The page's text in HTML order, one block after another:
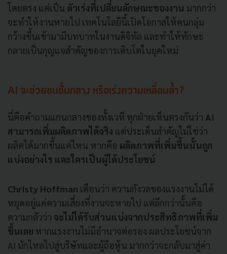
โดยตรง แต่เป็น ตัวเร่งที่เปลี่ยนลักษณะของงาน มากกว่า
จะทำให้งานหายไป เทคโนโลยีนี้เปิดโอกาสให้คนกลุ่ม
กว้างขึ้นเข้ามามีบทบาทในงานดิจิทัล และทำให้ทักษะ
กลายเป็นกุญแจสำคัญของการเติบโตในยุคใหม่
AI จะช่วยชนชั้นกลาง หรือเร่งความเหลื่อมล้ำ?
นี่คือคำถามแกนกลางของทั้งเวที ทุกฝ่ายเห็นตรงกันว่า AI
สามารถเพิ่มผลิตภาพได้จริง แต่ประเด็นสำคัญไม่ใช่ว่า
ผลิตได้มากขึ้นแค่ไหน หากคือ ผลิตภาพที่เพิ่มขึ้นนั้นถูก
แบ่งอย่างไร และใครเป็นผู้ได้ประโยชน์
Christy Hoffman เตือนว่า ความกังวลของแรงงานไม่ได้
หยุดอยู่แค่ความเสี่ยงที่งานจะหายไป แต่ลึกกว่านั้นคือ
ความกลัวว่า จะไม่ได้รับส่วนแบ่งจากประสิทธิภาพที่เพิ่ม
ขึ้นเลย หากแรงงานไม่มีอำนาจต่อรอง ผลประโยชน์จาก
AI มักไหลไปสู่บริษัทและผู้ถือหุ้น มากกว่าจะกลับมาสู่ค่า